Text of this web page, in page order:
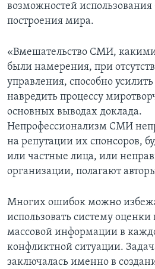
возможностей
построения мира.
«Вмешательство СМИ,
были намерения, при
управления, способно
навредить процессу
основных выводах доклада.
Непрофессионализм СМИ
на репутации их спонсоров,
или частные лица, или
организации, полагают
Многих ошибок можно
использовать систему оценки
массовой информации в
конфликтной ситуации.
заключалась именно в